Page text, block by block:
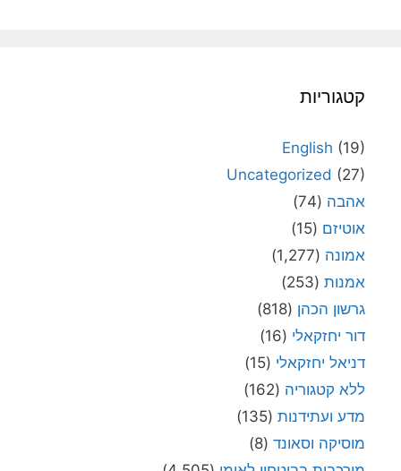
קטגוריות
English (19)
Uncategorized (27)
אהבה (74)
אוטיזם (15)
אמונה (1,277)
אמנות (253)
גרשון הכהן (818)
דור יחזקאלי (16)
דניאל יחזקאלי (15)
ללא קטגוריה (162)
מדע ועתידנות (135)
מוסיקה וסאונד (8)